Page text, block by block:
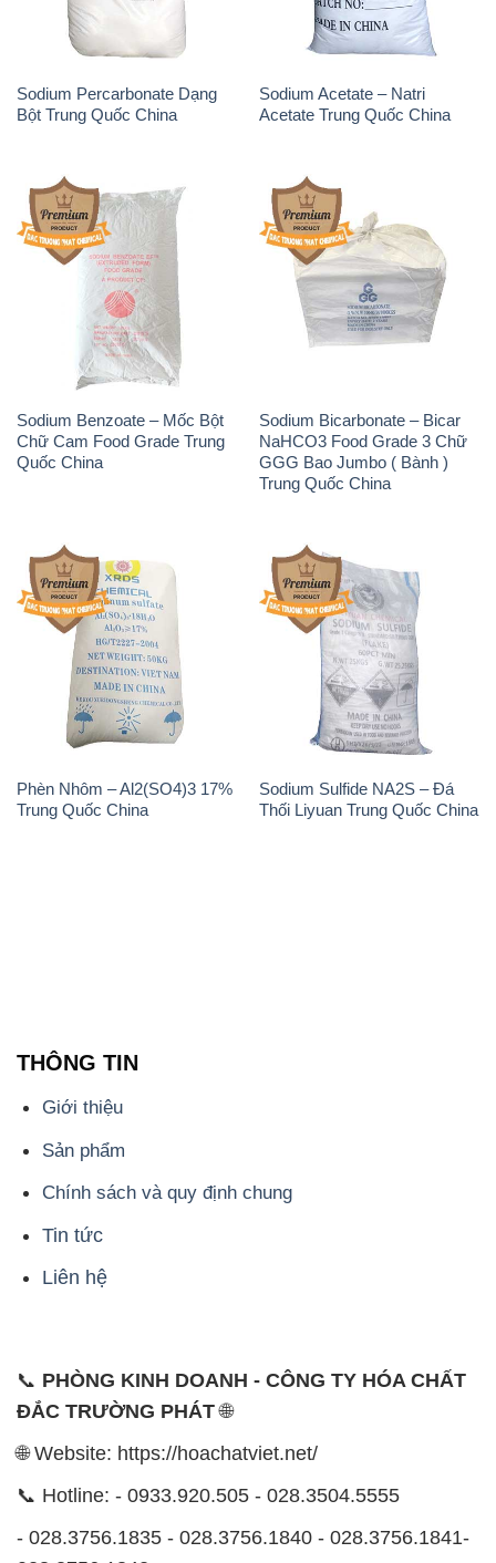
Sodium Benzoate – Mốc Bột
Chữ Cam Food Grade Trung
Quốc China
Sodium Bicarbonate – Bicar
NaHCO3 Food Grade 3 Chữ
GGG Bao Jumbo ( Bành )
Trung Quốc China
Phèn Nhôm – Al2(SO4)3 17%
Trung Quốc China
Sodium Sulfide NA2S – Đá
Thối Liyuan Trung Quốc China
Chính sách và quy định chung
Tin tức
Liên hệ
📞
PHÒNG KINH DOANH - CÔNG TY HÓA CHẤT
ĐẮC TRƯỜNG PHÁT
- 028.3756.1835 - 028.3756.1840 - 028.3756.1841-
0902.765.866
📧 Email: hoachat@dactruongphat.vn